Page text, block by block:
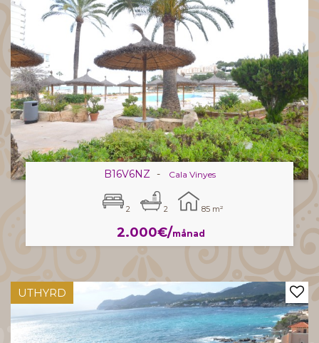
B16V6NZ - Cala Vinyes
2 2 85 m²
2.000€/månad
UTHYRD